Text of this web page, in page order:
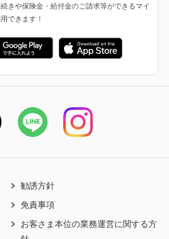
内
きや保険金・給付金のご請求等ができるマイ
できます！
勧誘方針
免責事項
お客さま本位の業務運営に関する方